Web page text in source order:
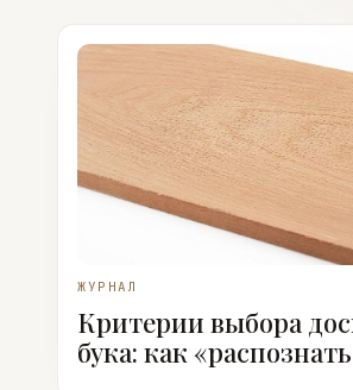
ЖУРНАЛ
Критерии выбора
бука: как